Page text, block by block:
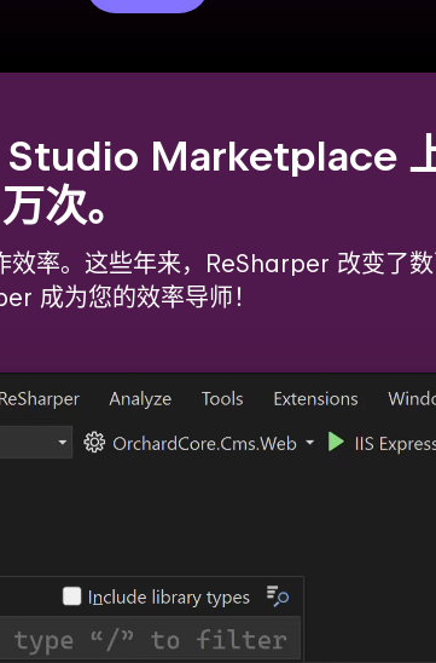
Marketplace
次。
率。这些年来，ReSharper 改变了数
成为您的效率导师！